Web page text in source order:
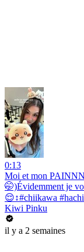
0:13
Moi et mon
🤭)Évidemment je
😌↕️#chiikawa
Kiwi Pinku
il y a 2 semaines